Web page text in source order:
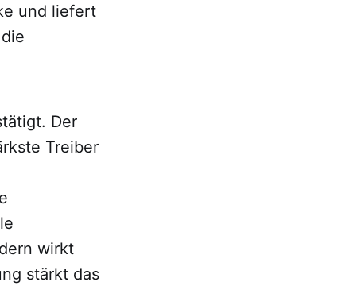
und liefert
Der
Treiber
wirkt
stärkt das